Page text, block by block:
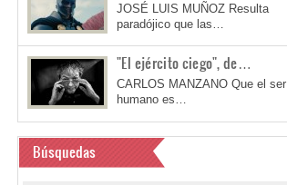
JOSÉ LUIS MUÑOZ Resulta
paradójico que las…
"El ejército ciego", de…
CARLOS MANZANO Que el ser
humano es…
Búsquedas